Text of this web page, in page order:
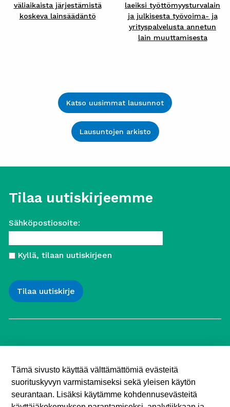
väliaikaista järjestämistä
koskeva lainsäädäntö
laeiksi työttömyysturvalain
ja julkisesta työvoima- ja
yrityspalvelusta annetun
lain muuttamisesta
Katso uusimmat lausunnot
Lausuntojen arkisto
Tilaa uutiskirjeemme
Sähköpostiosoite:
Kyllä, tilaan uutiskirjeen
00100 Helsinki
Puh. 040 547 7090
toimisto (@) tyottomat.fi
Tämä sivusto käyttää välttämättömiä evästeitä
suorituskyvyn varmistamiseksi sekä yleisen käytön
seurantaan. Lisäksi käytämme kohdennusevästeitä